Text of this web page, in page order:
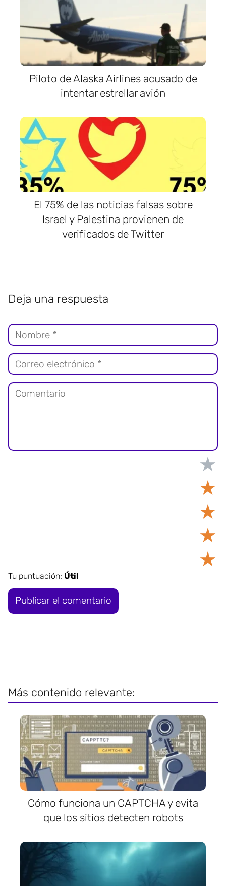
Piloto de Alaska Airlines acusado de
intentar estrellar avión
El 75% de las noticias falsas sobre
Israel y Palestina provienen de
verificados de Twitter
Deja una respuesta
★
★
★
★
★
Tu puntuación: Útil
Más contenido relevante:
Cómo funciona un CAPTCHA y evita
que los sitios detecten robots